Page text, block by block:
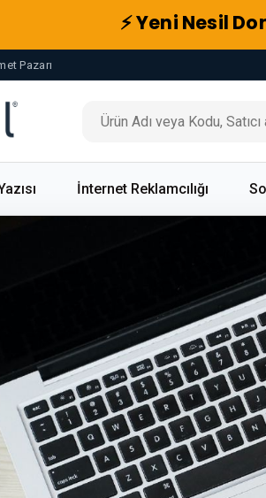
⚡ Yeni Nesil
Pazarı
İnternet Reklamcılığı